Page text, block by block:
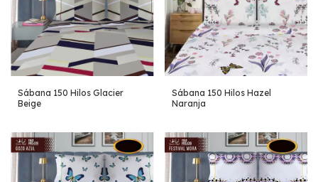
Sábana 150 Hilos Glacier
Beige
Sábana 150 Hilos Hazel
Naranja